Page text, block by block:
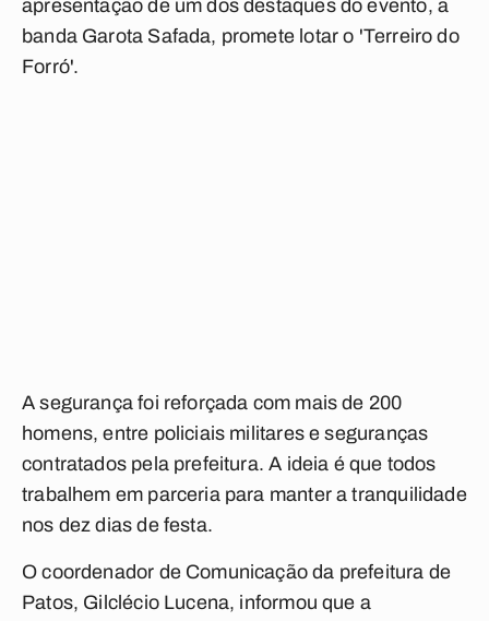
apresentação de um dos destaques do evento, a
banda Garota Safada, promete lotar o 'Terreiro do
Forró'.
A segurança foi reforçada com mais de 200
homens, entre policiais militares e seguranças
contratados pela prefeitura. A ideia é que todos
trabalhem em parceria para manter a tranquilidade
nos dez dias de festa.
O coordenador de Comunicação da prefeitura de
Patos, Gilclécio Lucena, informou que a